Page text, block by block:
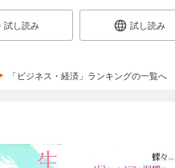
試し読み 試し読み
「ビジネス・経済」ランキングの一覧へ